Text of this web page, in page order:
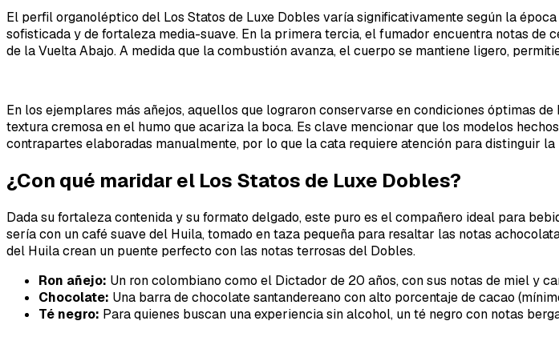
El perfil organoléptico del Los Statos de Luxe Dobles varía significativamente según la
sofisticada y de fortaleza media-suave. En la primera tercia, el fumador encuentra notas
de la Vuelta Abajo. A medida que la combustión avanza, el cuerpo se mantiene ligero,
En los ejemplares más añejos, aquellos que lograron conservarse en condiciones óptimas
textura cremosa en el humo que acariza la boca. Es clave mencionar que los modelos
contrapartes elaboradas manualmente, por lo que la cata requiere atención para distinguir
¿Con qué maridar el Los Statos de Luxe Dobles?
Dada su fortaleza contenida y su formato delgado, este puro es el compañero ideal para
sería con un café suave del Huila, tomado en taza pequeña para resaltar las notas
del Huila crean un puente perfecto con las notas terrosas del Dobles.
Ron añejo: Un ron colombiano como el Dictador de 20 años, con sus notas de miel y
Chocolate: Una barra de chocolate santandereano con alto porcentaje de cacao
Té negro: Para quienes buscan una experiencia sin alcohol, un té negro con notas